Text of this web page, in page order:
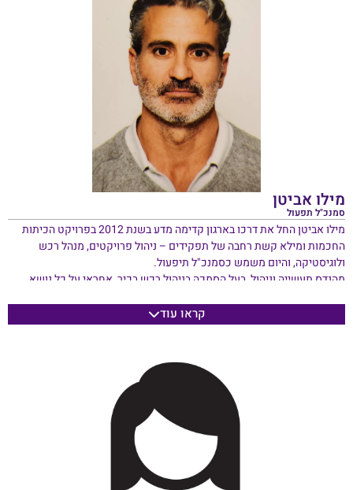
באירופה (FP7, FP6, GIF). המחקר של משה מתמקד בהיבטים קוגניטיביים
במערכות חינוך ובעיקר בחינוך STEAM.
למשה תואר B.Sc בהנדסת חשמל, תעודת הוראה, תואר שני (בהצטיינות)
בחינוך טכנולוגיה, מתמטיקה ומדעים ותואר שלישי בטכנולוגיה חינוכית
מאוניברסיטת תל אביב, ישראל.
מילו אביטן
סמנכ"ל תפעול
מילו אביטן החל את דרכו בארגון קדימה מדע בשנת 2012 בפרויקט הכיתות
החכמות ומילא קשת רחבה של תפקידים – ניהול פרויקטים, מנהל רכש
ולוגיסטיקה, והיום משמש כסמנכ"ל תיפעול.
מהנדס תעשייה וניהול, בעל הסמכה בניהול רכש בכיר, אחראי על כל נושא
קראו עוד